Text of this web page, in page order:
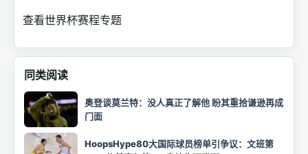
查看世界杯赛程专题
同类阅读
奥登谈莫兰特：没人真正了解他 盼其重拾谦逊再成
门面
HoopsHype80大国际球员榜单引争议：文班第